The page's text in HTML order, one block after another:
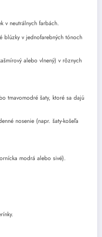
v neutrálnych farbách.
blúzky v jednofarebných tónoch
alebo vlnený) v rôznych
tmavomodré šaty, ktoré sa dajú
nosenie (napr. šaty-košeľa
modrá alebo sivé).